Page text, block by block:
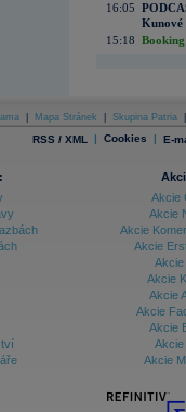
16:05
Kunové
15:18
Mapa Stránek Skupina Patria
RSS / XML | Cookies | E-
Akcie
Akcie
Akcie
Akcie
Akcie
Akcie
Akcie
Akcie
Akcie
Akcie
Akcie